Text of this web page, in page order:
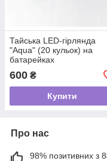
Тайська LED-гірлянда
"Aqua" (20 кульок) на
батарейках
600 ₴
Купити
Про нас
98% позитивних з